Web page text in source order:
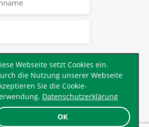
OK
Webseite setzt Cookies ein.
die Nutzung unserer Webseite
Sie die Cookie-
Datenschutzerklärung
.*